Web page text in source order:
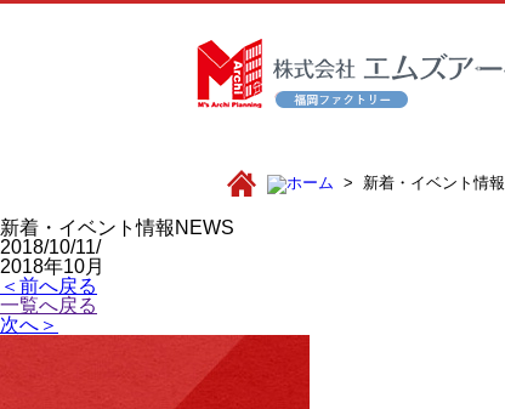
新着・イベント情報
新着・イベント情報 NEWS
2018/10/11/
2018年10月
＜前へ戻る
一覧へ戻る
次へ＞